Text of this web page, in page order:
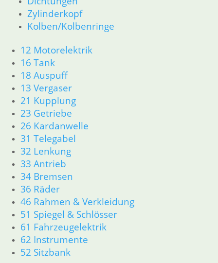
Zylinderkopf
Kolben/Kolbenringe
12 Motorelektrik
16 Tank
18 Auspuff
13 Vergaser
21 Kupplung
23 Getriebe
26 Kardanwelle
31 Telegabel
32 Lenkung
33 Antrieb
34 Bremsen
36 Räder
46 Rahmen & Verkleidung
51 Spiegel & Schlösser
61 Fahrzeugelektrik
62 Instrumente
52 Sitzbank
51 Spiegel & Schlösser
52 Sitzbank
62 Instrumente
63 Scheinwerfer
R80GS ab 1991 bis R100GS PD R80 Basic
11 Motor
Dichtungen
Zylinderkopf
Kolben/Kolbenringe
12 Motorelektrik
13 Vergaser
16 Tank
18 Auspuff
21 Kupplung
23 Getriebe
31 Telegabel
26 Kardanwelle
32 Lenkung
33 Antrieb
36 Räder
34 Bremsen
46 Rahmen & Verkleidung